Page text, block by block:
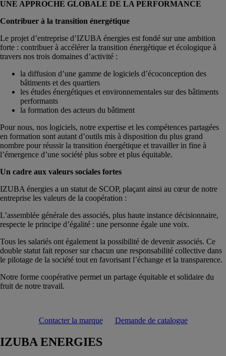
UNE APPROCHE GLOBALE DE LA PERFORMANCE
Contribuer à la transition énergétique
Le projet d’entreprise d’IZUBA énergies est fondé sur une ambition
forte : contribuer à accélérer la transition énergétique et écologique à
travers nos trois domaines d’activité :
la diffusion d’une gamme de logiciels d’écoconception des
bâtiments et des quartiers
les études énergétiques et environnementales sur des bâtiments
performants
la formation des acteurs du bâtiment
Pour nous, nos logiciels, notre expertise et les compétences partagées
en formation sont autant d’outils mis à disposition du plus grand
nombre pour réussir la transition énergétique et travailler in fine à
l’émergence d’une société plus sobre et plus équitable.
Un cadre aux valeurs sociales fortes
IZUBA énergies a un statut de SCOP, plaçant ainsi au cœur de notre
entreprise les valeurs de la coopération :
L’assemblée générale des associés, plus haute instance décisionnaire,
respecte le principe d’égalité : une personne égale une voix.
Tous les salariés ont également la possibilité de devenir associés. Ce
double statut fait reposer sur chacun une responsabilité collective dans
le pilotage de la société tout en favorisant l’échange et la transparence.
Notre forme coopérative permet un partage équitable et solidaire du
fruit de notre travail.
Contacter la marque Demande de catalogue
IZUBA ENERGIES